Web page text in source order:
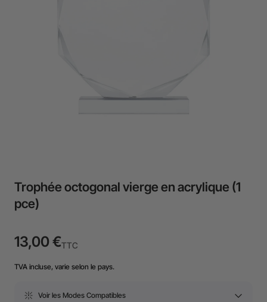
Trophée octogonal vierge en acrylique (1
pce)
13,00 €TTC
TVA incluse, varie selon le pays.
Voir les Modes Compatibles